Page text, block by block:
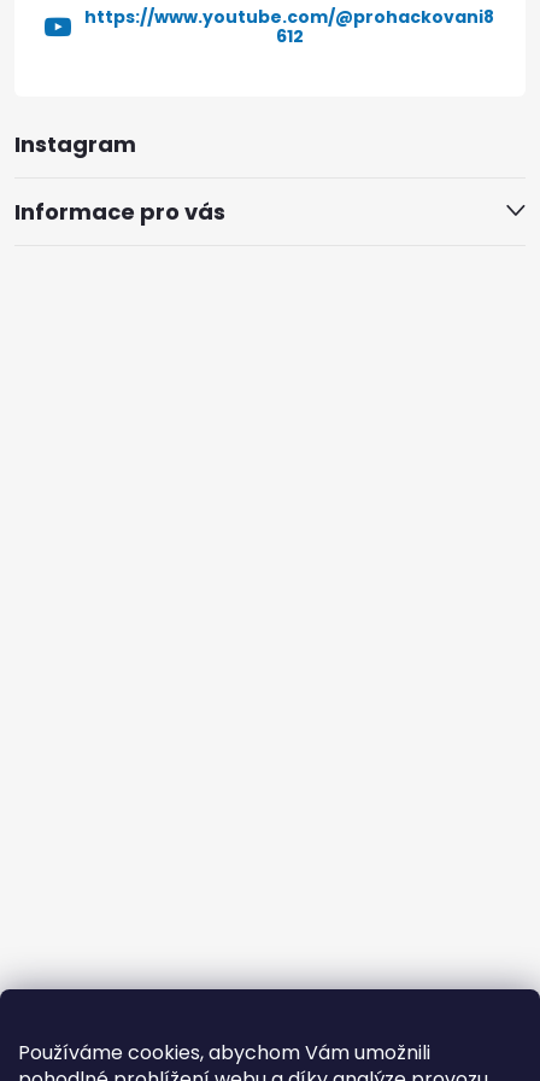
Používáme cookies, abychom Vám umožnili
Instagram
Informace pro vás
https://www.youtube.com/@prohackovani8
612